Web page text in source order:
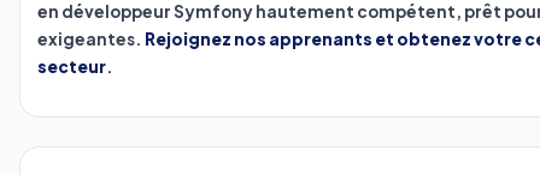
en développeur Symfony hautement compétent, prêt pour
exigeantes. Rejoignez nos apprenants et obtenez votre
secteur.